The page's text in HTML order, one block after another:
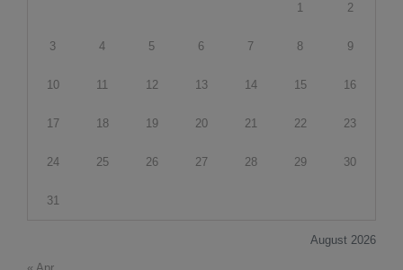
August 2026
1 2
3 4 5 6 7 8 9
10 11 12 13 14 15 16
17 18 19 20 21 22 23
24 25 26 27 28 29 30
31